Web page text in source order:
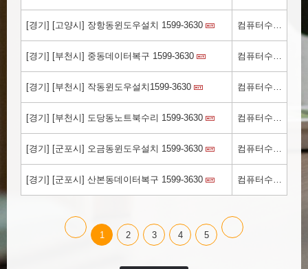
[경기] [고양시] 장항동윈도우설치 1599-3630 컴퓨터수리.kr
[경기] [부천시] 중동데이터복구 1599-3630 컴퓨터수리.kr
[경기] [부천시] 작동윈도우설치1599-3630 컴퓨터수리.kr
[경기] [부천시] 도당동노트북수리 1599-3630 컴퓨터수리.kr
[경기] [군포시] 오금동윈도우설치 1599-3630 컴퓨터수리.kr
[경기] [군포시] 산본동데이터복구 1599-3630 컴퓨터수리.kr
1 2 3 4 5